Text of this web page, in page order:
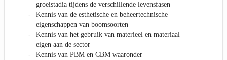
groeistadia tijdens de verschillende levensfasen
Kennis van de esthetische en beheertechnische
eigenschappen van boomsoorten
Kennis van het gebruik van materieel en materiaal
eigen aan de sector
Kennis van PBM en CBM waaronder